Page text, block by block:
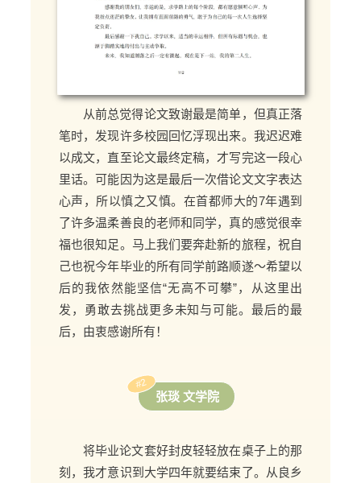
从前总觉得论文致谢最是简单，但真正落
笔时，发现许多校园回忆浮现出来。我迟迟难
以成文，直至论文最终定稿，才写完这一段心
里话。可能因为这是最后一次借论文文字表达
心声，所以慎之又慎。在首都师大的7年遇到
了许多温柔善良的老师和同学，真的感觉很幸
福也很知足。马上我们要奔赴新的旅程，祝自
己也祝今年毕业的所有同学前路顺遂～希望以
后的我依然能坚信“无高不可攀”，从这里出
发，勇敢去挑战更多未知与可能。最后的最
后，由衷感谢所有！
#2
张琰 文学院
将毕业论文套好封皮轻轻放在桌子上的那
刻，我才意识到大学四年就要结束了。
从良乡